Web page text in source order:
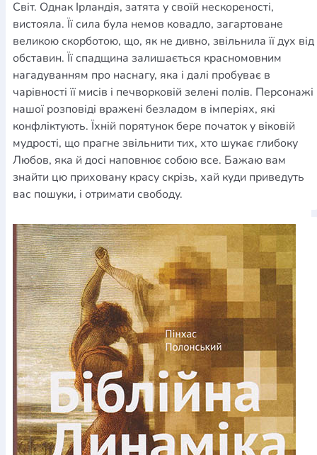
Світ. Однак Ірландія, затята у своїй нескореності,
вистояла. Її сила була немов ковадло, загартоване
великою скорботою, що, як не дивно, звільнила її дух від
обставин. Її спадщина залишається красномовним
нагадуванням про наснагу, яка і далі пробуває в
чарівності її мисів і печворковій зелені полів. Персонажі
нашої розповіді вражені безладом в імперіях, які
конфліктують. Їхній порятунок бере початок у віковій
мудрості, що прагне звільнити тих, хто шукає глибоку
Любов, яка й досі наповнює собою все. Бажаю вам
знайти цю приховану красу скрізь, хай куди приведуть
вас пошуки, і отримати свободу.